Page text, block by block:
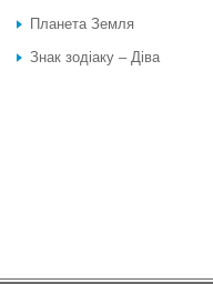
Планета Земля
Знак зодіаку – Діва